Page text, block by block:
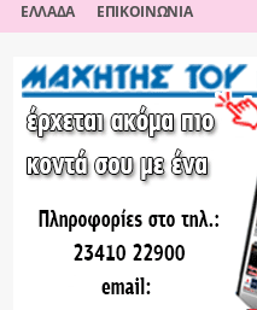
ΕΛΛΑΔΑ ΕΠΙΚΟΙΝΩΝΙΑ